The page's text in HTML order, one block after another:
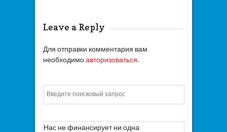
Leave a Reply
Для отправки комментария вам
необходимоавторизоваться.
Нас не финансирует ни одна